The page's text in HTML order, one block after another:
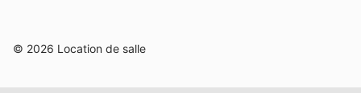
© 2026 Location de salle